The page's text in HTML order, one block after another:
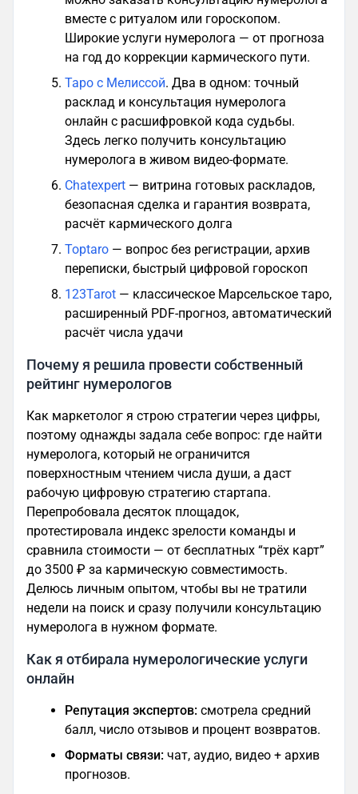
вместе с ритуалом или гороскопом.
Широкие услуги нумеролога — от прогноза
на год до коррекции кармического пути.
Таро с Мелиссой. Два в одном: точный
расклад и консультация нумеролога
онлайн с расшифровкой кода судьбы.
Здесь легко получить консультацию
нумеролога в живом видео-формате.
Chatexpert — витрина готовых раскладов,
безопасная сделка и гарантия возврата,
расчёт кармического долга
Toptaro — вопрос без регистрации, архив
переписки, быстрый цифровой гороскоп
123Tarot — классическое Марсельское таро,
расширенный PDF-прогноз, автоматический
расчёт числа удачи
Почему я решила провести собственный
рейтинг нумерологов
Как маркетолог я строю стратегии через цифры,
поэтому однажды задала себе вопрос: где найти
нумеролога, который не ограничится
поверхностным чтением числа души, а даст
рабочую цифровую стратегию стартапа.
Перепробовала десяток площадок,
протестировала индекс зрелости команды и
сравнила стоимости — от бесплатных “трёх карт”
до 3500 ₽ за кармическую совместимость.
Делюсь личным опытом, чтобы вы не тратили
недели на поиск и сразу получили консультацию
нумеролога в нужном формате.
Как я отбирала нумерологические услуги
онлайн
Репутация экспертов: смотрела средний
балл, число отзывов и процент возвратов.
Форматы связи: чат, аудио, видео + архив
прогнозов.